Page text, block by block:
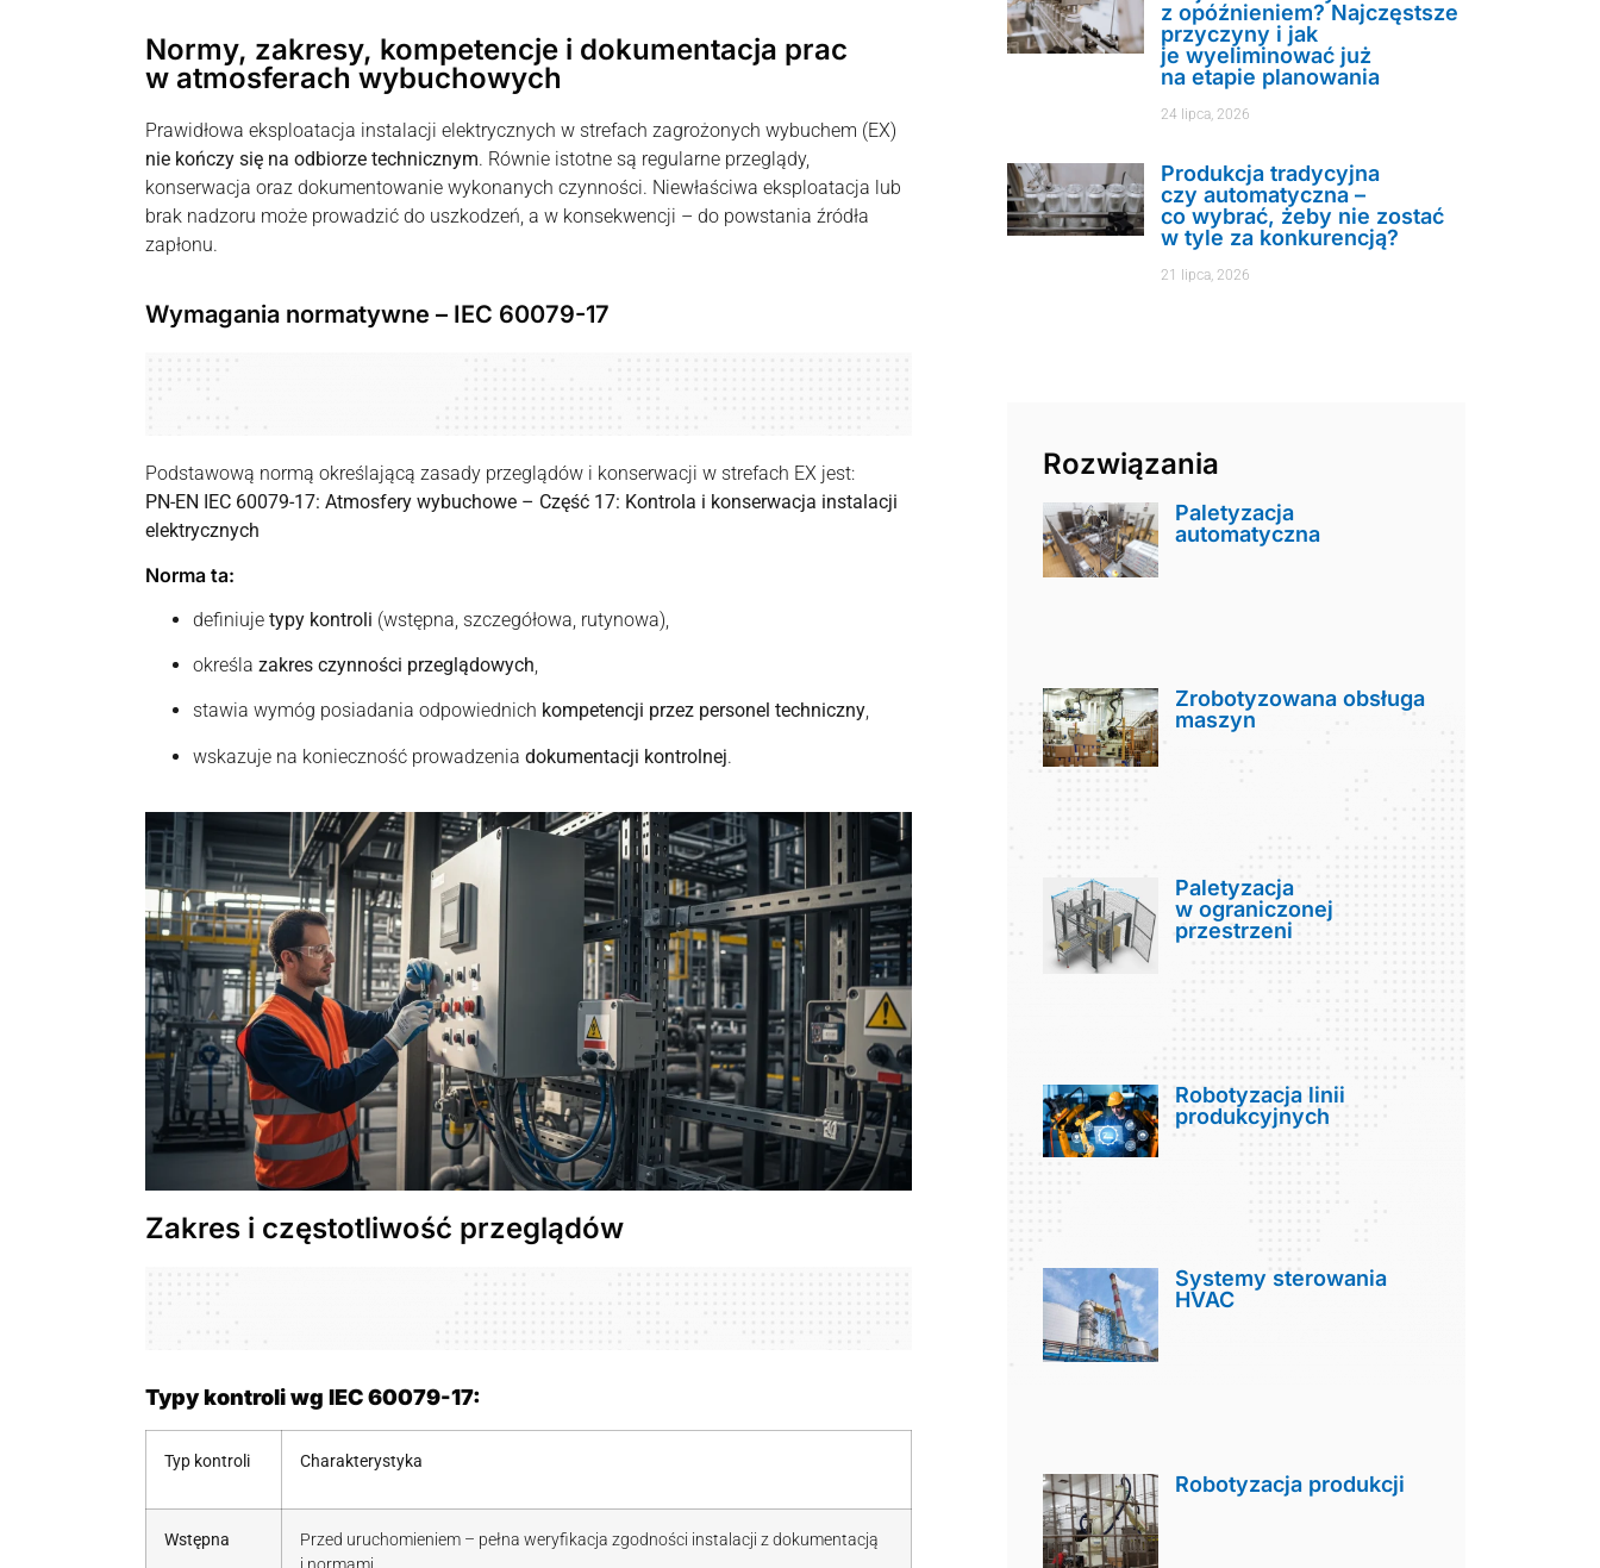
Normy, zakresy, kompetencje i dokumentacja prac
w atmosferach wybuchowych
Prawidłowa eksploatacja instalacji elektrycznych w strefach zagrożonych wybuchem (EX)
nie kończy się na odbiorze technicznym. Równie istotne są regularne przeglądy,
konserwacja oraz dokumentowanie wykonanych czynności. Niewłaściwa eksploatacja lub
brak nadzoru może prowadzić do uszkodzeń, a w konsekwencji – do powstania źródła
zapłonu.
Wymagania normatywne – IEC 60079-17
Podstawową normą określającą zasady przeglądów i konserwacji w strefach EX jest:
PN-EN IEC 60079-17: Atmosfery wybuchowe – Część 17: Kontrola i konserwacja instalacji
elektrycznych
Norma ta:
definiuje typy kontroli (wstępna, szczegółowa, rutynowa),
określa zakres czynności przeglądowych,
stawia wymóg posiadania odpowiednich kompetencji przez personel techniczny,
wskazuje na konieczność prowadzenia dokumentacji kontrolnej.
Zakres i częstotliwość przeglądów
Typy kontroli wg IEC 60079-17:
Typ kontroli Charakterystyka
Wstępna
Przed uruchomieniem – pełna weryfikacja zgodności instalacji z dokumentacją
z opóźnieniem? Najczęstsze
przyczyny i jak
je wyeliminować już
na etapie planowania
24 lipca, 2026
Produkcja tradycyjna
czy automatyczna –
co wybrać, żeby nie zostać
w tyle za konkurencją?
21 lipca, 2026
Rozwiązania
Paletyzacja
automatyczna
Zrobotyzowana obsługa
maszyn
Paletyzacja
w ograniczonej
przestrzeni
Robotyzacja linii
produkcyjnych
Systemy sterowania
HVAC
Robotyzacja produkcji